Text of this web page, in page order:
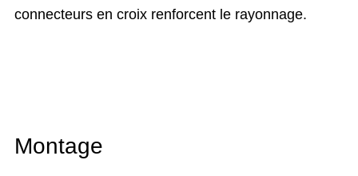
connecteurs en croix renforcent le rayonnage.
Montage